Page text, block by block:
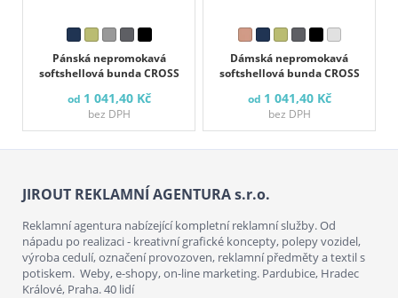
Pánská nepromokavá
softshellová bunda CROSS
od 1 041,40 Kč
bez DPH
Dámská nepromokavá
softshellová bunda CROSS
od 1 041,40 Kč
bez DPH
JIROUT REKLAMNÍ AGENTURA s.r.o.
Reklamní agentura nabízející kompletní reklamní služby. Od
nápadu po realizaci - kreativní grafické koncepty, polepy vozidel,
výroba cedulí, označení provozoven, reklamní předměty a textil s
potiskem. Weby, e-shopy, on-line marketing. Pardubice, Hradec
Králové, Praha. 40 lidí